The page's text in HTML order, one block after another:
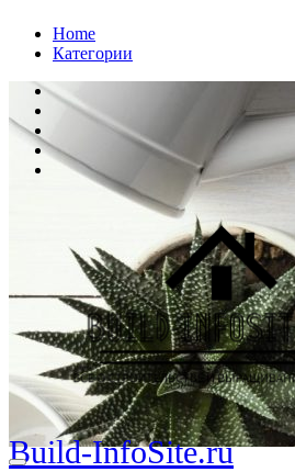
ПерейтиHome
Категории
Build-InfoSite.ru